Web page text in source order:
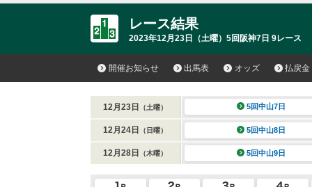
レース結果
2023年12月23日（土曜）5回阪神7日 9レース
開催お知らせ 出馬表 オッズ 払戻金
12月23日 （土曜） 5回中山7日
12月24日 （日曜） 5回中山8日
12月28日 （木曜） 5回中山9日